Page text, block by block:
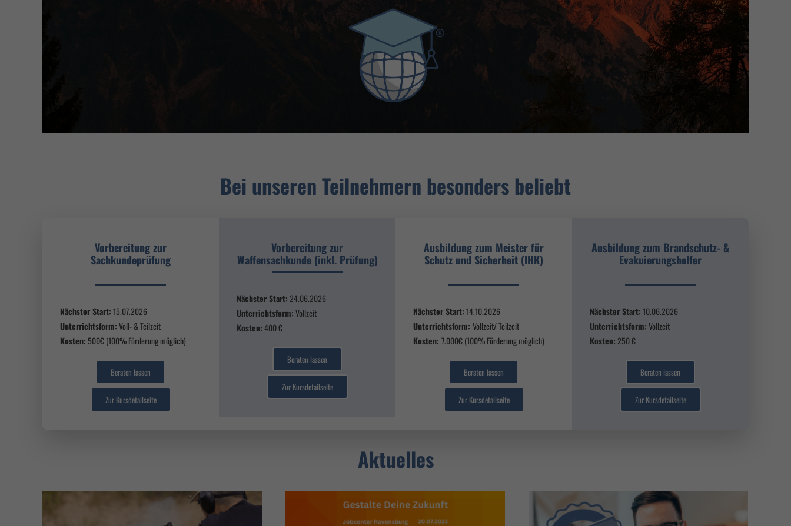
Bei unseren Teilnehmern besonders beliebt
Vorbereitung zur
Sachkundeprüfung
Nächster Start:15.07.2026
Unterrichtsform:Voll- & Teilzeit
Kosten: 500€ (100% Förderung möglich)
Beraten lassen
Zur Kursdetailseite
Vorbereitung zur
Waffensachkunde (inkl. Prüfung)
Nächster Start: 24.06.2026
Unterrichtsform:Vollzeit
Kosten:400 €
Beraten lassen
Zur Kursdetailseite
Ausbildung zum Meister für
Schutz und Sicherheit (IHK)
Nächster Start:14.10.2026
Unterrichtsform: Vollzeit/ Teilzeit
Kosten: 7.000€ (100% Förderung möglich)
Beraten lassen
Zur Kursdetailseite
Ausbildung zum Brandschutz- &
Evakuierungshelfer
Nächster Start:10.06.2026
Unterrichtsform:Vollzeit
Kosten: 250 €
Beraten lassen
Zur Kursdetailseite
Aktuelles